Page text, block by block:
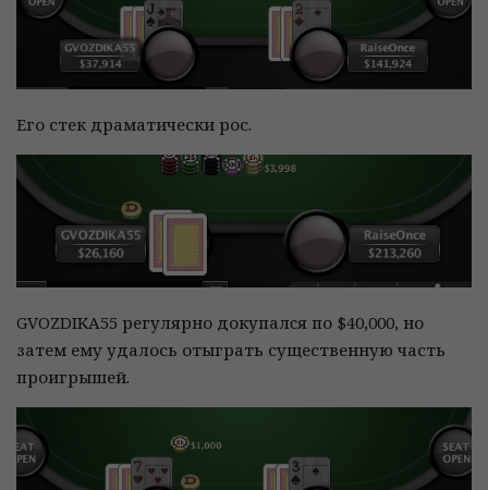
Его стек драматически рос.
GVOZDIKA55 регулярно докупалcя по $40,000, но
затем ему удалось отыграть существенную часть
проигрышей.